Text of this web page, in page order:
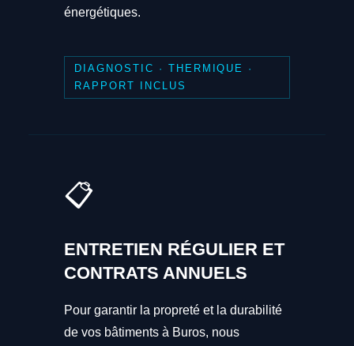
énergétiques.
DIAGNOSTIC · THERMIQUE ·
RAPPORT INCLUS
📋
ENTRETIEN RÉGULIER ET
CONTRATS ANNUELS
Pour garantir la propreté et la durabilité
de vos bâtiments à Buros, nous